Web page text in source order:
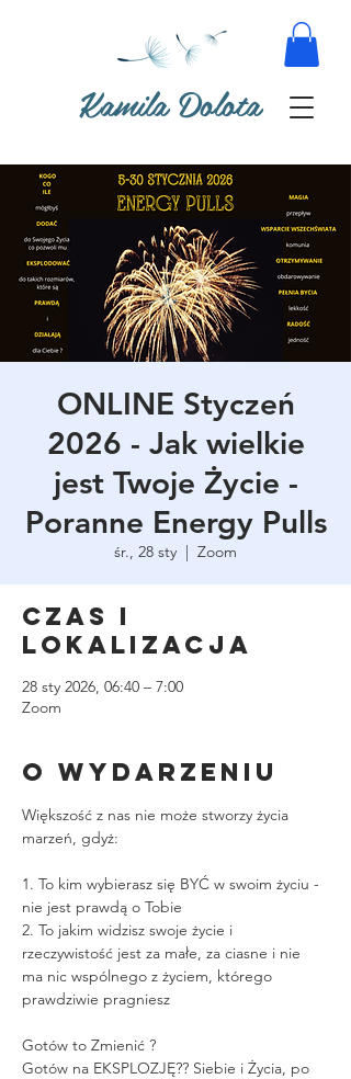
Kamila Dolota
ONLINE Styczeń
2026 - Jak wielkie
jest Twoje Życie -
Poranne Energy Pulls
śr., 28 sty
  |
Zoom
Czas i
lokalizacja
28 sty 2026, 06:40 – 7:00
Zoom
O wydarzeniu
Większość z nas nie może stworzy życia
marzeń, gdyż:
1. To kim wybierasz się BYĆ w swoim życiu -
nie jest prawdą o Tobie
2. To jakim widzisz swoje życie i
rzeczywistość jest za małe, za ciasne i nie
ma nic wspólnego z życiem, którego
prawdziwie pragniesz
Gotów to Zmienić ?
Gotów na EKSPLOZJĘ?? Siebie i Życia, po